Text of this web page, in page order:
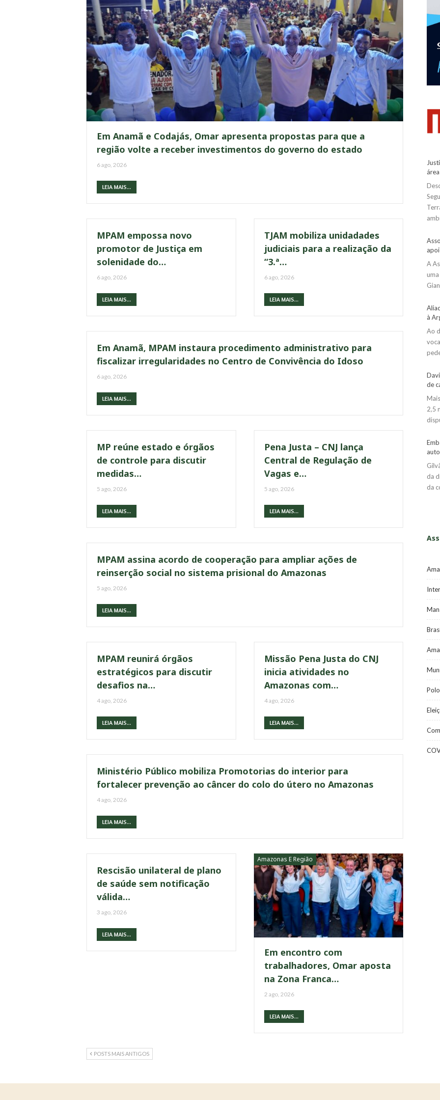
Em Anamã e Codajás, Omar apresenta propostas para que a
região volte a receber investimentos do governo do estado
6 ago, 2026
LEIA MAIS...
MPAM empossa novo
promotor de Justiça em
solenidade do…
6 ago, 2026
LEIA MAIS...
TJAM mobiliza unidadades
judiciais para a realização da
“3.ª…
6 ago, 2026
LEIA MAIS...
Em Anamã, MPAM instaura procedimento administrativo para
fiscalizar irregularidades no Centro de Convivência do Idoso
6 ago, 2026
LEIA MAIS...
MP reúne estado e órgãos
de controle para discutir
medidas…
5 ago, 2026
LEIA MAIS...
Pena Justa – CNJ lança
Central de Regulação de
Vagas e…
5 ago, 2026
LEIA MAIS...
MPAM assina acordo de cooperação para ampliar ações de
reinserção social no sistema prisional do Amazonas
5 ago, 2026
LEIA MAIS...
MPAM reunirá órgãos
estratégicos para discutir
desafios na…
4 ago, 2026
LEIA MAIS...
Missão Pena Justa do CNJ
inicia atividades no
Amazonas com…
4 ago, 2026
LEIA MAIS...
Ministério Público mobiliza Promotorias do interior para
fortalecer prevenção ao câncer do colo do útero no Amazonas
4 ago, 2026
LEIA MAIS...
Rescisão unilateral de plano
de saúde sem notificação
válida…
3 ago, 2026
LEIA MAIS...
Amazonas E Região
Em encontro com
trabalhadores, Omar aposta
na Zona Franca…
2 ago, 2026
LEIA MAIS...
POSTS MAIS ANTIGOS
A
à
Ao
de
2,5
da
da